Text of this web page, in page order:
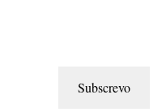
Subscrevo